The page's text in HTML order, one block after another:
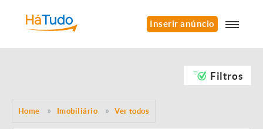
Inserir anúncio
Filtros
Home Imobiliário Ver todos